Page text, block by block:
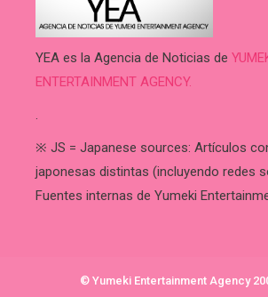
YEA es la Agencia de Noticias de
ENTERTAINMENT AGENCY.
.
※ JS = Japanese sources: Artículos
japonesas distintas (incluyendo redes
Fuentes internas de Yumeki
© Yumeki Entertainment Agency